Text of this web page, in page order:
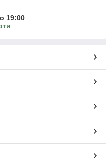
19:00